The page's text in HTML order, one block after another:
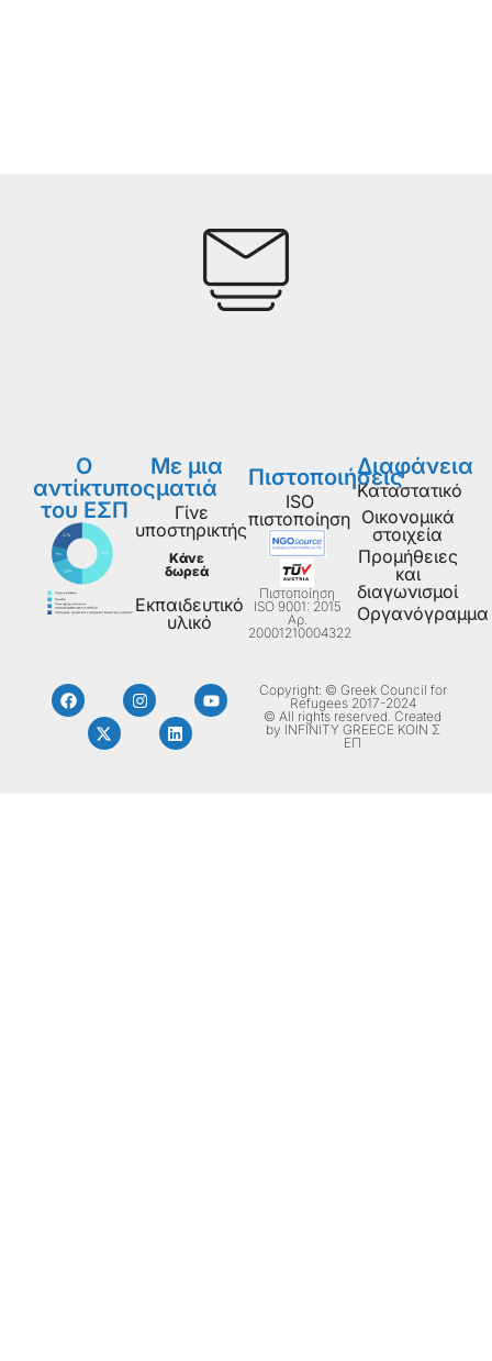
Ο
αντίκτυπος
του ΕΣΠ
Με μια
ματιά
Γίνε
υποστηρικτής
Κάνε
δωρεά
Εκπαιδευτικό
υλικό
Πιστοποιήσεις
ISO
πιστοποίηση
Πιστοποίηση
ISO 9001: 2015
Aρ.
20001210004322
Διαφάνεια
Καταστατικό
Οικονομικά
στοιχεία
Προμήθειες
και
διαγωνισμοί
Οργανόγραμμα
Copyright: © Greek Council for
Refugees 2017-2024
© All rights reserved. Created
by INFINITY GREECE ΚΟΙΝ Σ
ΕΠ